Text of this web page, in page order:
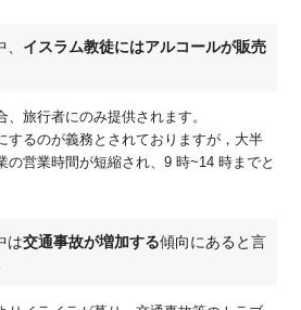
イスラム教徒にはアルコールが販売
、旅行者にのみ提供されます。
するのが義務とされておりますが，大半
の営業時間が短縮され、9 時~14 時までと
は交通事故が増加する傾向にあると言